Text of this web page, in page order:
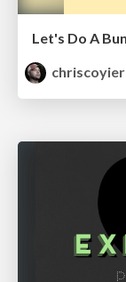
chriscoyier